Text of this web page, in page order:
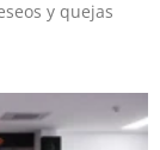
y quejas